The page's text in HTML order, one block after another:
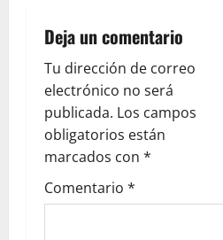
a
v
i
g
a
t
Deja un comentario
Tu dirección de correo
electrónico no será
publicada. Los campos
obligatorios están
marcados con *
Comentario *